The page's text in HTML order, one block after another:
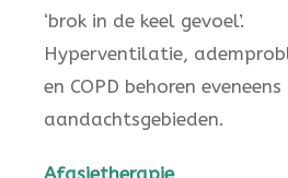
‘brok in de keel gevoel’.
Hyperventilatie,
en COPD behoren
aandachtsgebieden.
Afasietherapie